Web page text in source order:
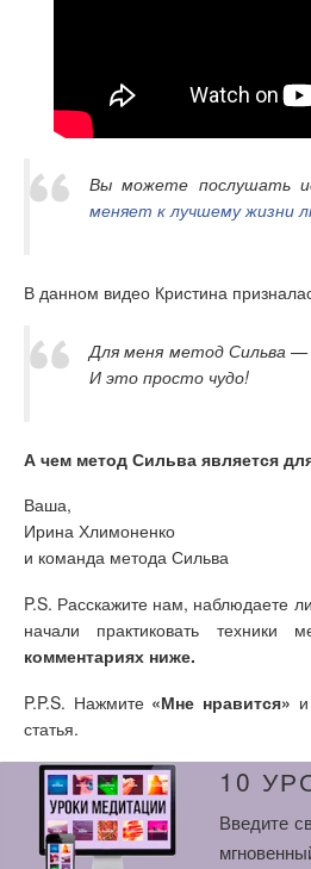
Вы можете послушать
меняет к лучшему жизни
В данном видео Кристина
Для меня метод Сильва —
И это просто чудо!
А чем метод Сильва является
Ваша,
Ирина Хлимоненко
и команда метода Сильва
P.S. Расскажите нам, наблюдаете
начали практиковать техники
комментариях ниже.
P.P.S. Нажмите «Мне нравится»
статья.
10
Введите